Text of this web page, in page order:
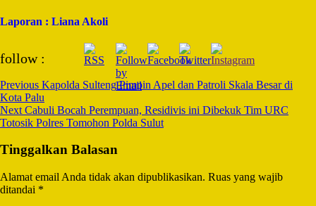
Laporan : Liana Akoli
follow :
Navigation
Previous Kapolda Sulteng Pimpin Apel dan Patroli Skala Besar di
Kota Palu
Next Cabuli Bocah Perempuan, Residivis ini Dibekuk Tim URC
Totosik Polres Tomohon Polda Sulut
Tinggalkan Balasan
Alamat email Anda tidak akan dipublikasikan. Ruas yang wajib
ditandai *